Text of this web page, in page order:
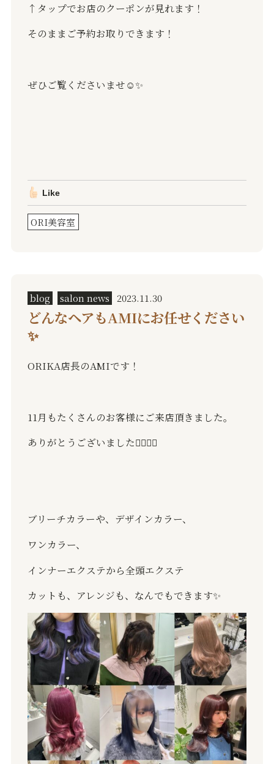
↑タップでお店のクーポンが見れます！
そのままご予約お取りできます！
ぜひご覧くださいませ☺️✨
Like
ORI美容室
blog salon news 2023.11.30
どんなヘアもAMIにお任せください
✨
ORIKA店長のAMIです！
11月もたくさんのお客様にご来店頂きました。
ありがとうございました🙇🏻‍♂️✨
ブリーチカラーや、デザインカラー、
ワンカラー、
インナーエクステから全頭エクステ
カットも、アレンジも、なんでもできます✨